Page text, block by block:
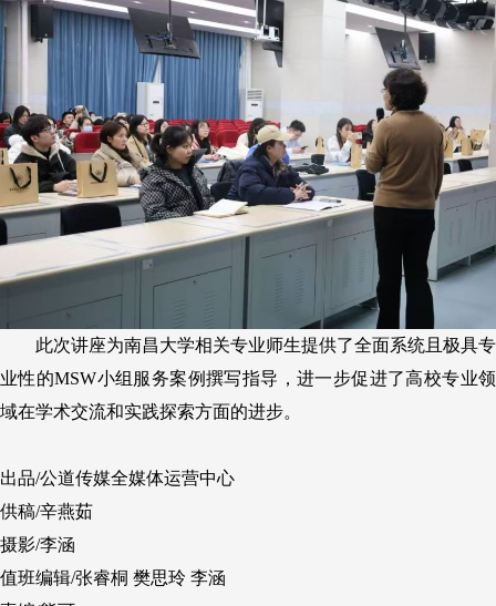
此次讲座为南昌大学相关专业师生提供了全面系统且极具专
业性的MSW小组服务案例撰写指导 ，进一步促进了高校专业领
域在学术交流和实践探索方面的进步。
出品/公道传媒全媒体运营中心
供稿/辛燕茹
摄影/李涵
值班编辑/张睿桐 樊思玲 李涵